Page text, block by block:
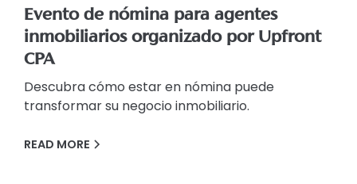
Evento de nómina para agentes
inmobiliarios organizado por Upfront
CPA
Descubra cómo estar en nómina puede
transformar su negocio inmobiliario.
READ MORE